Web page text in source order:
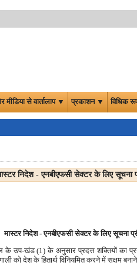
मीडिया से वार्तालाप ▼ प्रकाशन ▼ विधिक
निदेश - एनबीएफसी सेक्टर के लिए सूचना
मास्टर निदेश - एनबीएफसी सेक्टर के लिए सूचना
उप-खंड (1) के अनुसार प्रदत्त शक्तियों का
को देश के हितार्थ विनियमित करने में सक्षम